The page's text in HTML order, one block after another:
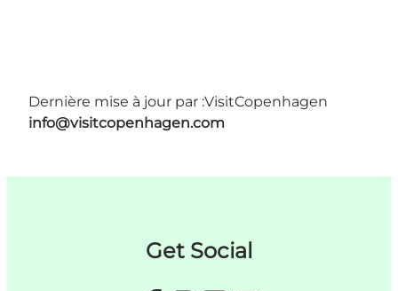
Dernière mise à jour par :VisitCopenhagen
info@visitcopenhagen.com
Get Social